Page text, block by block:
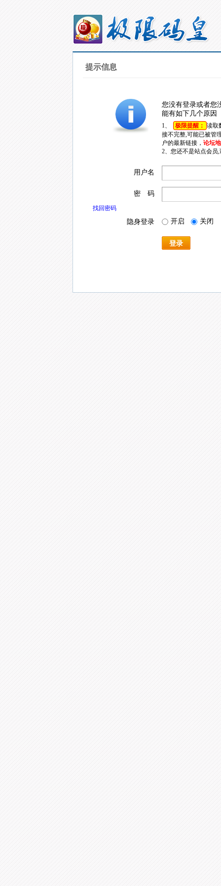
提示信息
您没有登录或者您
能有如下几个原因
1、 极限提醒： 读取
接不完整,可能已被管
户的最新链接， 论坛
2、您还不是站点会员
用户名
密 码
找回密码
隐身登录 开启 关闭
登录